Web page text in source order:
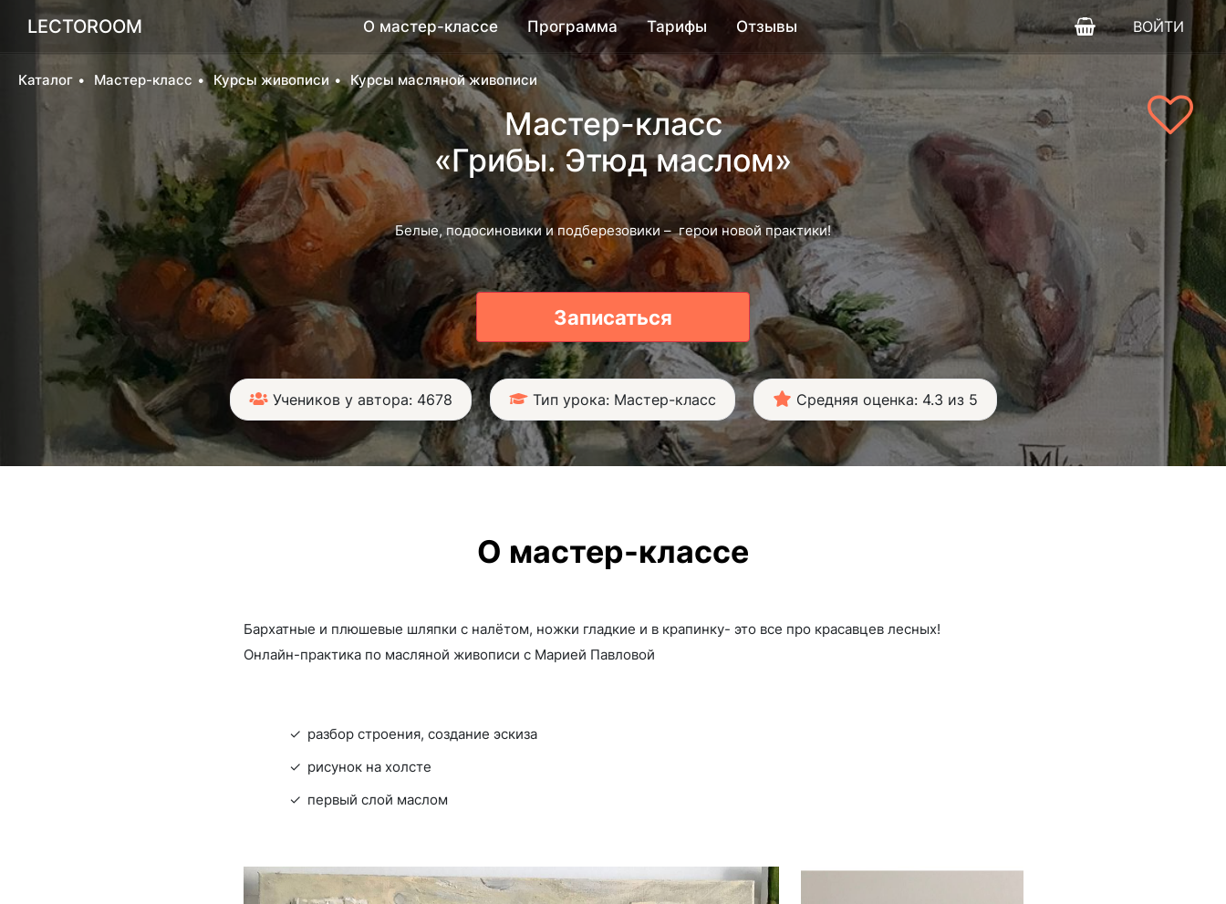
LECTOROOM О мастер-классе Программа Тарифы Отзывы ВОЙТИ
Каталог Мастер-класс Курсы живописи Курсы масляной живописи
Мастер-класс
«Грибы. Этюд маслом»
Белые, подосиновики и подберезовики – герои новой практики!
Записаться
Учеников у автора: 4678 Тип урока: Мастер-класс Средняя оценка: 4.3 из 5
О мастер-классе
Бархатные и плюшевые шляпки с налётом, ножки гладкие и в крапинку- это все про красавцев лесных!
Онлайн-практика по масляной живописи с Марией Павловой
разбор строения, создание эскиза
рисунок на холсте
первый слой маслом